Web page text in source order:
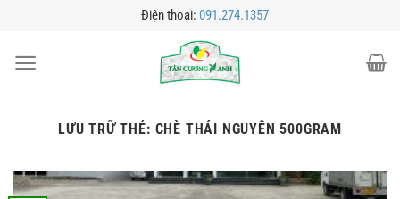
nội
Điện thoại: 091.274.1357
LƯU TRỮ THẺ: CHÈ THÁI NGUYÊN 500GRAM